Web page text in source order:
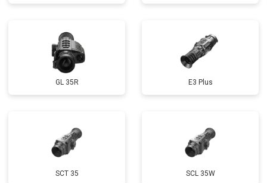
GL 35R E3 Plus
SCT 35 SCL 35W